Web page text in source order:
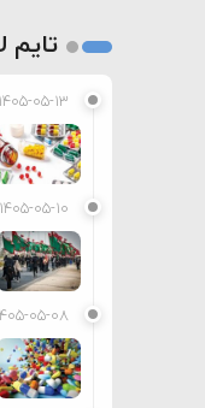
۱۴۰۵-۰۵-۱۳
۱۴۰۵-۰۵-۱۰
۱۴۰۵-۰۵-